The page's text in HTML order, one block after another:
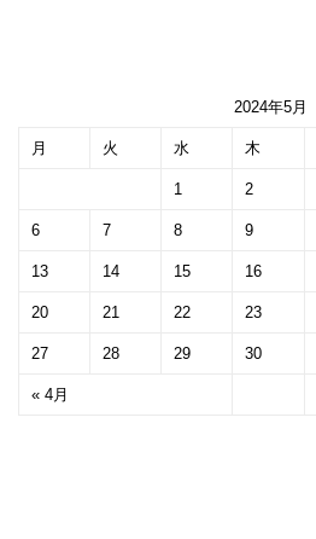
2024年5月
月 火 水 木
« 4月
1 2
6 7 8 9
13 14 15 16
20 21 22 23
27 28 29 30